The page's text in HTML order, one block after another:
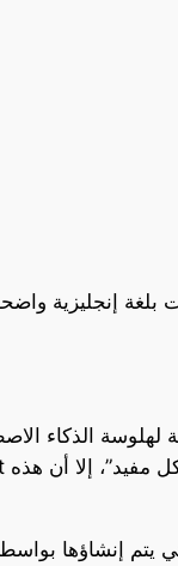
بلغة إنجليزية
لهلوسة الذكاء
يتم إنشاؤها